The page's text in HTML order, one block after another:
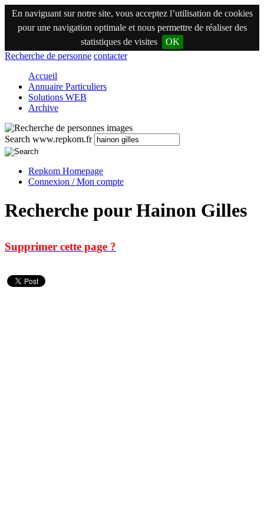
En naviguant sur notre site, vous acceptez l’utilisation de cookies
pour une navigation optimale et nous permettre de réaliser des
statistiques de visites
OK
Recherche de personne contacter
Accueil
Annuaire Particuliers
Solutions WEB
Archive
Search www.repkom.fr
Repkom Homepage
Connexion / Mon compte
Recherche pour Hainon Gilles
Supprimer cette page ?